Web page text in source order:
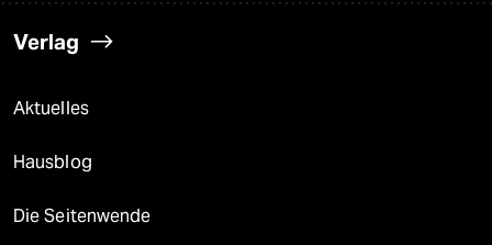
Verlag
Aktuelles
Hausblog
Die Seitenwende